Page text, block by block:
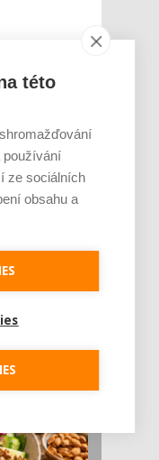
o proteinu?
prodal za
Reaguje na
a čistém
je i
této
používání
ze sociálních
obsahu a